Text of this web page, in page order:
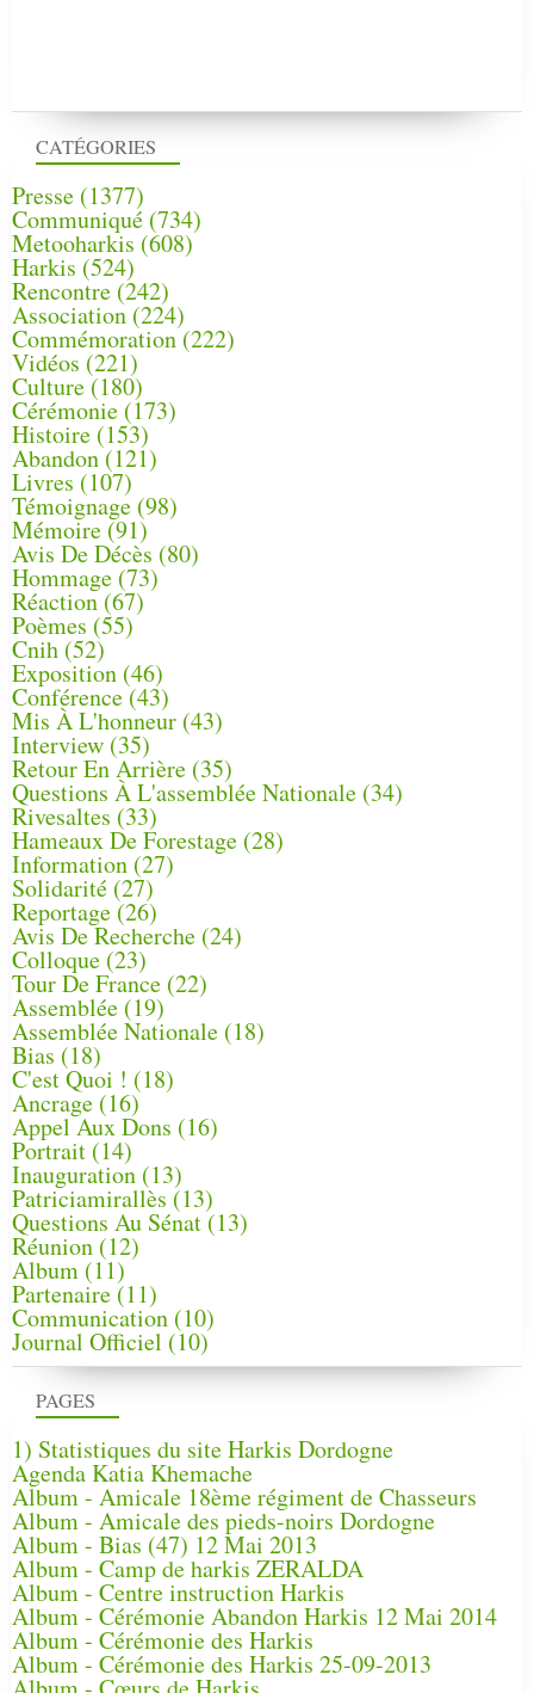
PAGES
1) Statistiques du site Harkis Dordogne
Agenda Katia Khemache
Album - Amicale 18ème régiment de Chasseurs
Album - Amicale des pieds-noirs Dordogne
Album - Bias (47) 12 Mai 2013
Album - Camp de harkis ZERALDA
Album - Centre instruction Harkis
Album - Cérémonie Abandon Harkis 12 Mai 2014
Album - Cérémonie des Harkis
Album - Cérémonie des Harkis 25-09-2013
CATÉGORIES
Presse (1377)
Communiqué (734)
Metooharkis (608)
Harkis (524)
Rencontre (242)
Association (224)
Commémoration(222)
Vidéos (221)
Culture(180)
Cérémonie (173)
Histoire (153)
Abandon(121)
Livres (107)
Témoignage (98)
Mémoire (91)
Avis De Décès (80)
Hommage (73)
Réaction(67)
Poèmes (55)
Cnih (52)
Exposition (46)
Conférence(43)
Mis À L'honneur (43)
Interview (35)
Retour En Arrière (35)
Questions À L'assemblée Nationale (34)
Rivesaltes (33)
Hameaux De Forestage (28)
Information (27)
Solidarité (27)
Reportage(26)
Avis De Recherche (24)
Colloque (23)
Tour De France (22)
Assemblée (19)
Assemblée Nationale (18)
Bias (18)
C'est Quoi ! (18)
Ancrage (16)
Appel Aux Dons (16)
Portrait (14)
Inauguration (13)
Patriciamirallès (13)
Questions Au Sénat(13)
Réunion (12)
Album (11)
Partenaire(11)
Communication (10)
Journal Officiel (10)